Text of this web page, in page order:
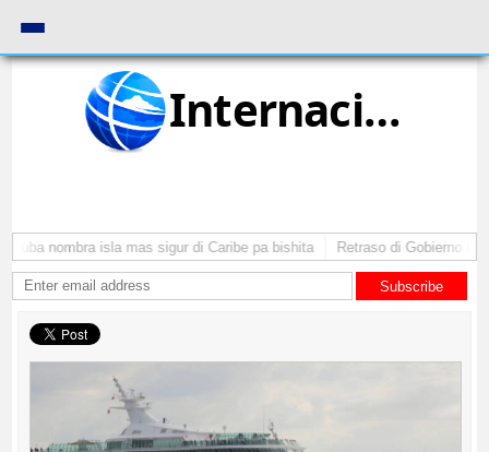
Internacional
nombra isla mas sigur di Caribe pa bishita Retraso di Gobierno ta
Subscribe